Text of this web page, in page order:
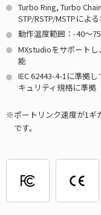
Turbo Ring, Turbo
STP/RSTP/MSTPによ
動作温度範囲：-40～
MXstudioをサポート
能
IEC 62443-4-1に準拠
キュリティ規格に準拠
ポートリンク速度が1ギ
です。